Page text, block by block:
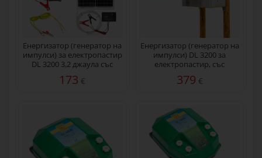
Енергизатор (генератор на
импулси) за електропастир
DL 3200 3,2 джаула със
173 €
Eнергизатор (генератор на
импулси) DL 3200 за
електропастир, със
379 €